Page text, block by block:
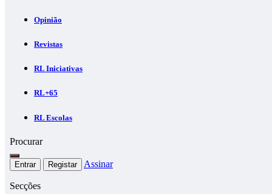
Opinião
Revistas
RL Iniciativas
RL+65
RL Escolas
Procurar
Entrar Registar Assinar
Secções